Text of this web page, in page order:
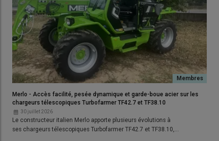
Comment est fabriqué cet adjuvant
?
L’AdBlue est un mélange d’urée et d’eau déminéralisée. Il s’agit
d’un coproduit de l’urée utilisée commeengrais
. Les
fabricants d’engrais possèdent des ateliers spécifiques pour sa
production. Pour fabriquer de l’urée, «on craque le méthane (du
gaz naturel importé, ndlr) à haute température pour faire de
l’ammoniac (NH3) et du CO2puis on mélange les deux» explique
Luc Ferreol.
Merlo - Accès facilité, pesée dynamique et garde-boue acier sur les
chargeurs télescopiques Turbofarmer TF42.7 et TF38.10
30 juillet 2026
Le constructeur italien Merlo apporte plusieurs évolutions à
ses chargeurs télescopiques Turbofarmer TF42.7 et TF38.10,…